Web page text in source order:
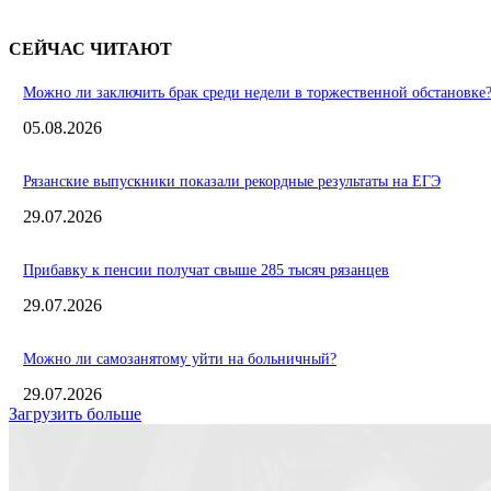
СЕЙЧАС ЧИТАЮТ
Можно ли заключить брак среди недели в торжественной обстановке?
05.08.2026
Рязанские выпускники показали рекордные результаты на ЕГЭ
29.07.2026
Прибавку к пенсии получат свыше 285 тысяч рязанцев
29.07.2026
Можно ли самозанятому уйти на больничный?
29.07.2026
Загрузить больше